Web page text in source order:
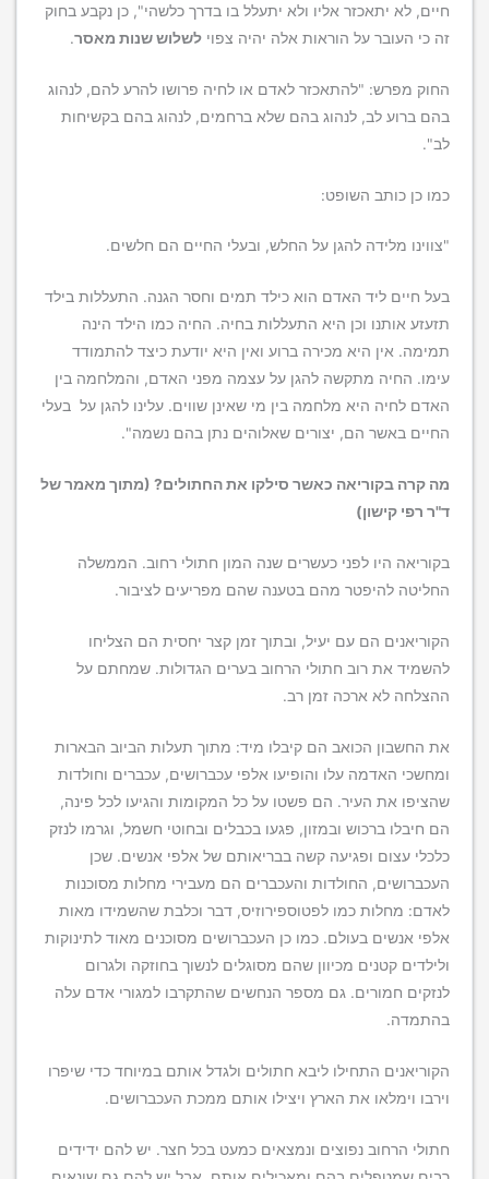
חיים, לא יתאכזר אליו ולא יתעלל בו בדרך כלשהי", כן נקבע בחוק
זה כי העובר על הוראות אלה יהיה צפוי לשלוש שנות מאסר.
החוק מפרש: "להתאכזר לאדם או לחיה פרושו להרע להם, לנהוג
בהם ברוע לב, לנהוג בהם שלא ברחמים, לנהוג בהם בקשיחות
לב".
כמו כן כותב השופט:
"צווינו מלידה להגן על החלש, ובעלי החיים הם חלשים.
בעל חיים ליד האדם הוא כילד תמים וחסר הגנה. התעללות בילד
תזעזע אותנו וכן היא התעללות בחיה. החיה כמו הילד הינה
תמימה. אין היא מכירה ברוע ואין היא יודעת כיצד להתמודד
עימו. החיה מתקשה להגן על עצמה מפני האדם, והמלחמה בין
האדם לחיה היא מלחמה בין מי שאינן שווים. עלינו להגן על בעלי
החיים באשר הם, יצורים שאלוהים נתן בהם נשמה".
מה קרה בקוריאה כאשר סילקו את החתולים? (מתוך מאמר של
ד"ר רפי קישון)
בקוריאה היו לפני כעשרים שנה המון חתולי רחוב. הממשלה
החליטה להיפטר מהם בטענה שהם מפריעים לציבור.
הקוריאנים הם עם יעיל, ובתוך זמן קצר יחסית הם הצליחו
להשמיד את רוב חתולי הרחוב בערים הגדולות. שמחתם על
ההצלחה לא ארכה זמן רב.
את החשבון הכואב הם קיבלו מיד: מתוך תעלות הביוב הבארות
ומחשכי האדמה עלו והופיעו אלפי עכברושים, עכברים וחולדות
שהציפו את העיר. הם פשטו על כל המקומות והגיעו לכל פינה,
הם חיבלו ברכוש ובמזון, פגעו בכבלים ובחוטי חשמל, וגרמו לנזק
כלכלי עצום ופגיעה קשה בבריאותם של אלפי אנשים. שכן
העכברושים, החולדות והעכברים הם מעבירי מחלות מסוכנות
לאדם: מחלות כמו לפטוספירוזיס, דבר וכלבת שהשמידו מאות
אלפי אנשים בעולם. כמו כן העכברושים מסוכנים מאוד לתינוקות
ולילדים קטנים מכיוון שהם מסוגלים לנשוך בחוזקה ולגרום
לנזקים חמורים. גם מספר הנחשים שהתקרבו למגורי אדם עלה
בהתמדה.
הקוריאנים התחילו ליבא חתולים ולגדל אותם במיוחד כדי שיפרו
וירבו וימלאו את הארץ ויצילו אותם ממכת העכברושים.
חתולי הרחוב נפוצים ונמצאים כמעט בכל חצר. יש להם ידידים